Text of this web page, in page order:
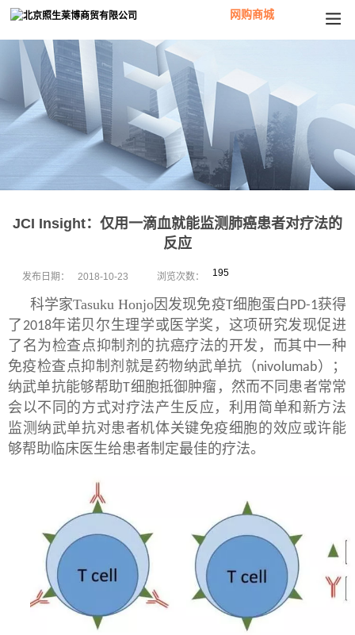
网购商城
JCI Insight：仅用一滴血就能监测肺癌患者对疗法的
反应
发布日期： 2018-10-23 浏览次数： 195
科学家Tasuku Honjo因发现免疫T细胞蛋白 PD-1获得
了2018年诺贝尔生理学或医学奖，这项研究发现促进
了名为检查点抑制剂的抗癌疗法的开发，而其中一种
免疫检查点抑制剂就是药物纳武单抗（nivolumab）；
纳武单抗能够帮助T细胞抵御肿瘤，然而不同患者常常
会以不同的方式对疗法产生反应，利用简单和新方法
监测纳武单抗对患者机体关键免疫细胞的效应或许能
够帮助临床医生给患者制定最佳的疗法。